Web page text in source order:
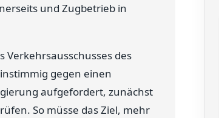
und Zugbetrieb in
Verkehrsausschusses des
gegen einen
aufgefordert, zunächst
So müsse das Ziel, mehr